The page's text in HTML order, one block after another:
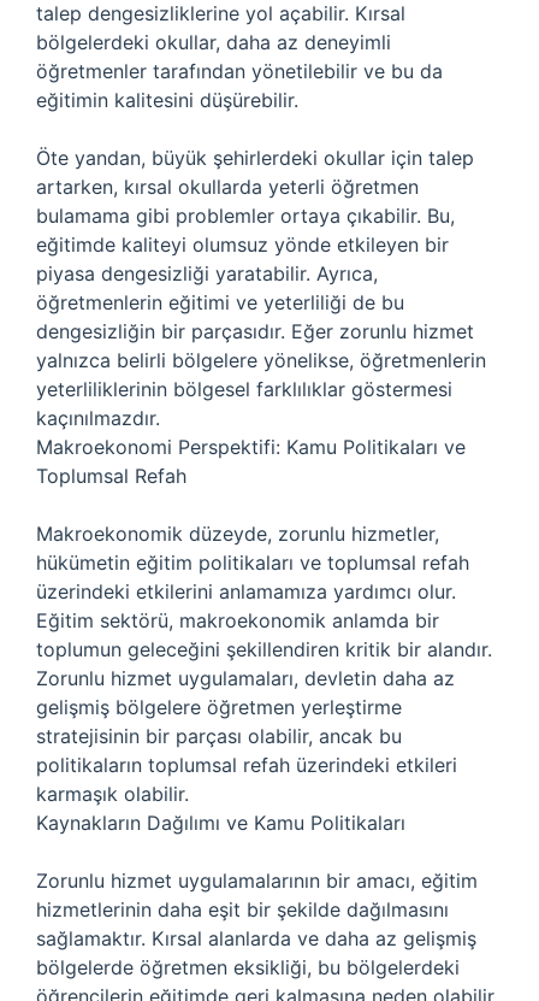
talep dengesizliklerine yol açabilir. Kırsal
bölgelerdeki okullar, daha az deneyimli
öğretmenler tarafından yönetilebilir ve bu da
eğitimin kalitesini düşürebilir.
Öte yandan, büyük şehirlerdeki okullar için talep
artarken, kırsal okullarda yeterli öğretmen
bulamama gibi problemler ortaya çıkabilir. Bu,
eğitimde kaliteyi olumsuz yönde etkileyen bir
piyasa dengesizliği yaratabilir. Ayrıca,
öğretmenlerin eğitimi ve yeterliliği de bu
dengesizliğin bir parçasıdır. Eğer zorunlu hizmet
yalnızca belirli bölgelere yönelikse, öğretmenlerin
yeterliliklerinin bölgesel farklılıklar göstermesi
kaçınılmazdır.
Makroekonomi Perspektifi: Kamu Politikaları ve
Toplumsal Refah
Makroekonomik düzeyde, zorunlu hizmetler,
hükümetin eğitim politikaları ve toplumsal refah
üzerindeki etkilerini anlamamıza yardımcı olur.
Eğitim sektörü, makroekonomik anlamda bir
toplumun geleceğini şekillendiren kritik bir alandır.
Zorunlu hizmet uygulamaları, devletin daha az
gelişmiş bölgelere öğretmen yerleştirme
stratejisinin bir parçası olabilir, ancak bu
politikaların toplumsal refah üzerindeki etkileri
karmaşık olabilir.
Kaynakların Dağılımı ve Kamu Politikaları
Zorunlu hizmet uygulamalarının bir amacı, eğitim
hizmetlerinin daha eşit bir şekilde dağılmasını
sağlamaktır. Kırsal alanlarda ve daha az gelişmiş
bölgelerde öğretmen eksikliği, bu bölgelerdeki
öğrencilerin eğitimde geri kalmasına neden olabilir.